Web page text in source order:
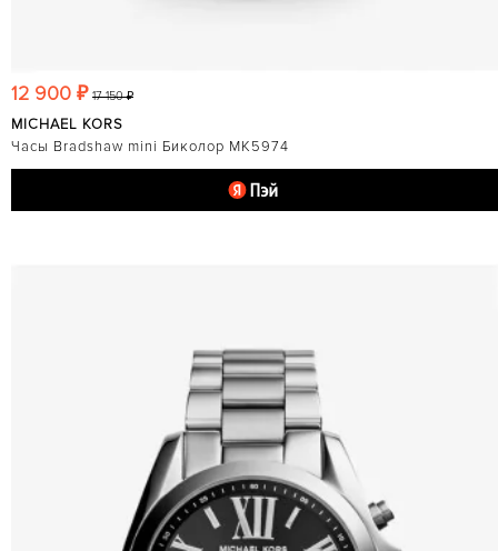
12 900 ₽ 17 150 ₽
MICHAEL KORS
Часы Bradshaw mini Биколор MK5974